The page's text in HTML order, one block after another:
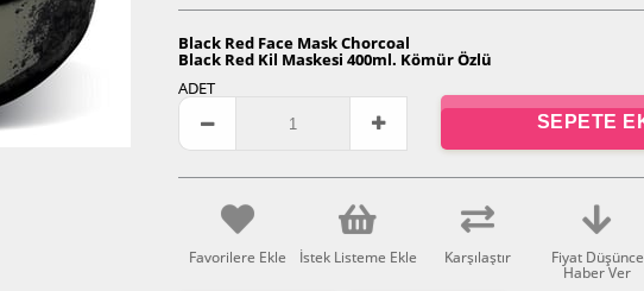
Black Red Face Mask Chorcoal
Black Red Kil Maskesi 400ml. Kömür Özlü
ADET
Favorilere Ekle İstek Listeme Ekle Karşılaştır Fiyat Düşünce
Haber Ver